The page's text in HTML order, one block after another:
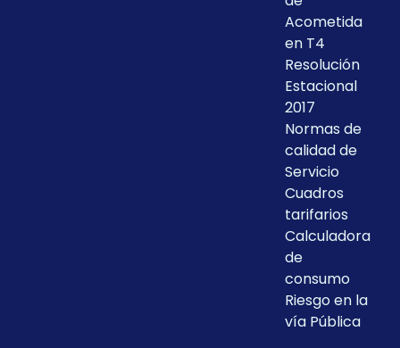
Acometida
en T4
Resolución
Estacional
2017
Normas de
calidad de
Servicio
Cuadros
tarifarios
Calculadora
de
consumo
Riesgo en la
vía Pública